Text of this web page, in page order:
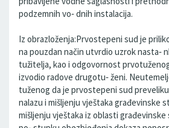
podzemnih vo‐ dnih instalacija.
Iz obrazloženja:Prvostepeni sud je
na pouzdan način utvrdio uzrok nasta‐
tužitelja, kao i odgovornost
izvodio radove drugotu‐ ženi.
tuženog da je prvostepeni sud
nalazu i mišljenju vještaka građevinske
mišljenju vještaka iz oblasti